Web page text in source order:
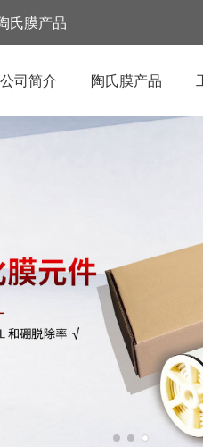
氏膜产品
公司简介 陶氏膜产品